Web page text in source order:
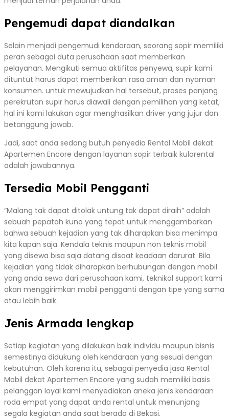
Pengemudi dapat diandalkan
Selain menjadi pengemudi kendaraan, seorang sopir memiliki
peran sebagai duta perusahaan saat memberikan
pelayanan. Mengikuti semua aktifitas penyewa, supir kami
dituntut harus dapat memberikan rasa aman dan nyaman
konsumen. untuk mewujudkan hal tersebut, proses panjang
perekrutan supir harus diawali dengan pemilihan yang ketat,
hal ini kami lakukan agar menghasilkan driver yang jujur dan
betanggung jawab.
Jadi, saat anda sedang butuh penyedia Rental Mobil dekat
Apartemen Encore dengan layanan sopir terbaik kulorental
adalah jawabannya.
Tersedia Mobil Pengganti
“Malang tak dapat ditolak untung tak dapat diraih” adalah
sebuah pepatah kuno yang tepat untuk menggambarkan
bahwa sebuah kejadian yang tak diharapkan bisa menimpa
kita kapan saja. Kendala teknis maupun non teknis mobil
yang disewa bisa saja datang disaat keadaan darurat. Bila
kejadian yang tidak diharapkan berhubungan dengan mobil
yang anda sewa dari perusahaan kami, teknikal support kami
akan menggirimkan mobil pengganti dengan tipe yang sama
atau lebih baik.
Jenis Armada lengkap
Setiap kegiatan yang dilakukan baik individu maupun bisnis
semestinya didukung oleh kendaraan yang sesuai dengan
kebutuhan. Oleh karena itu, sebagai penyedia jasa Rental
Mobil dekat Apartemen Encore yang sudah memiliki basis
pelanggan loyal kami menyediakan aneka jenis kendaraan
roda empat yang dapat anda rental untuk menunjang
segala kegiatan anda saat berada di Bekasi.